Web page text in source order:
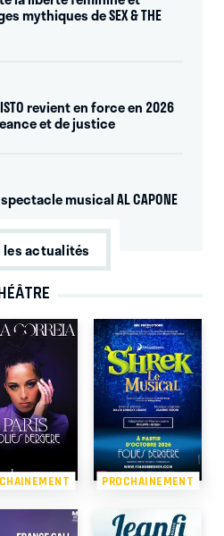
mythiques de SEX & THE
revient en force en 2026
et de justice
musical AL CAPONE
les actualités
PROCHAINEMENT